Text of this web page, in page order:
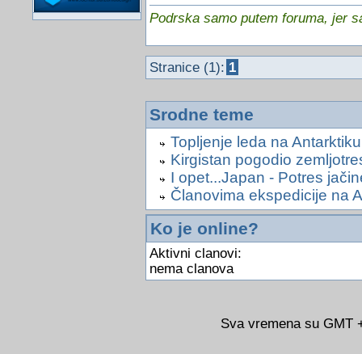
Podrska samo putem foruma, jer
Stranice (1): 1
Srodne teme
Topljenje leda na
Kirgistan pogodio
I opet...Japan - Potres
Članovima ekspedicije na
Ko je online?
Aktivni clanovi:
nema clanova
Sva vremena su GMT